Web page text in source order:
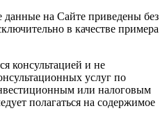
на Сайте приведены без
в качестве примера
консультацией и не
услуг по
или налоговым
полагаться на содержимое